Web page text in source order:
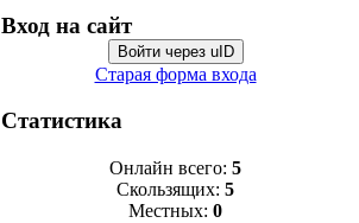
Вход на сайт
Войти через uID
Старая форма входа
Статистика
Онлайн всего: 5
Скользящих: 5
Местных: 0